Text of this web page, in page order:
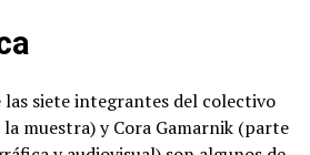
siete integrantes del colectivo
muestra) y Cora Gamarnik (parte